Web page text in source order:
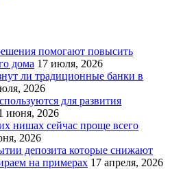
помогают повысить
дома 17 июля, 2026
ли традиционные банки в
2026
для развития
июня, 2026
нишах сейчас проще всего
2026
депозита которые снижают
на примерах 17 апреля, 2026